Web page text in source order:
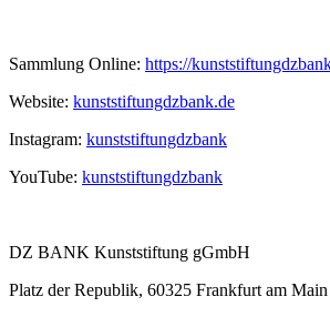
Sammlung Online: https://
Website: kunststiftungdzbank.de
Instagram: kunststiftungdzbank
YouTube: kunststiftungdzbank
DZ BANK Kunststiftung gGmbH
Platz der Republik, 60325 Frankfurt am Main